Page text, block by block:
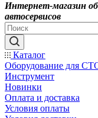
Интернет-магазин
автосервисов
Каталог
Оборудование для
Инструмент
Новинки
Оплата и доставка
Условия оплаты